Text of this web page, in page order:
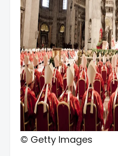
© Getty Images